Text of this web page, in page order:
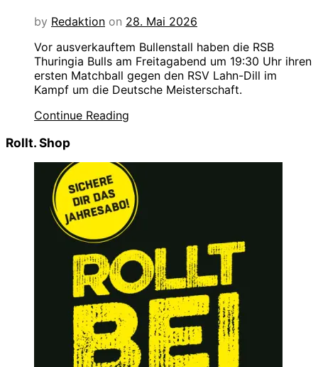
by Redaktion on 28. Mai 2026
Vor ausverkauftem Bullenstall haben die RSB
Thuringia Bulls am Freitagabend um 19:30 Uhr ihren
ersten Matchball gegen den RSV Lahn-Dill im
Kampf um die Deutsche Meisterschaft.
Continue Reading
Rollt. Shop